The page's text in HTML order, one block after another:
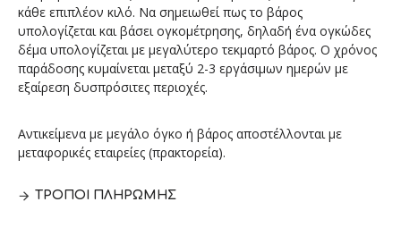
κάθε επιπλέον κιλό. Να σημειωθεί πως το βάρος
υπολογίζεται και βάσει ογκομέτρησης, δηλαδή ένα ογκώδες
δέμα υπολογίζεται με μεγαλύτερο τεκμαρτό βάρος. Ο χρόνος
παράδοσης κυμαίνεται μεταξύ 2-3 εργάσιμων ημερών με
εξαίρεση δυσπρόσιτες περιοχές.
Αντικείμενα με μεγάλο όγκο ή βάρος αποστέλλονται με
μεταφορικές εταιρείες (πρακτορεία).
ΤΡΌΠΟΙ ΠΛΗΡΩΜΉΣ